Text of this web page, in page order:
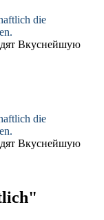
die
Вкуснейшую
die
Вкуснейшую